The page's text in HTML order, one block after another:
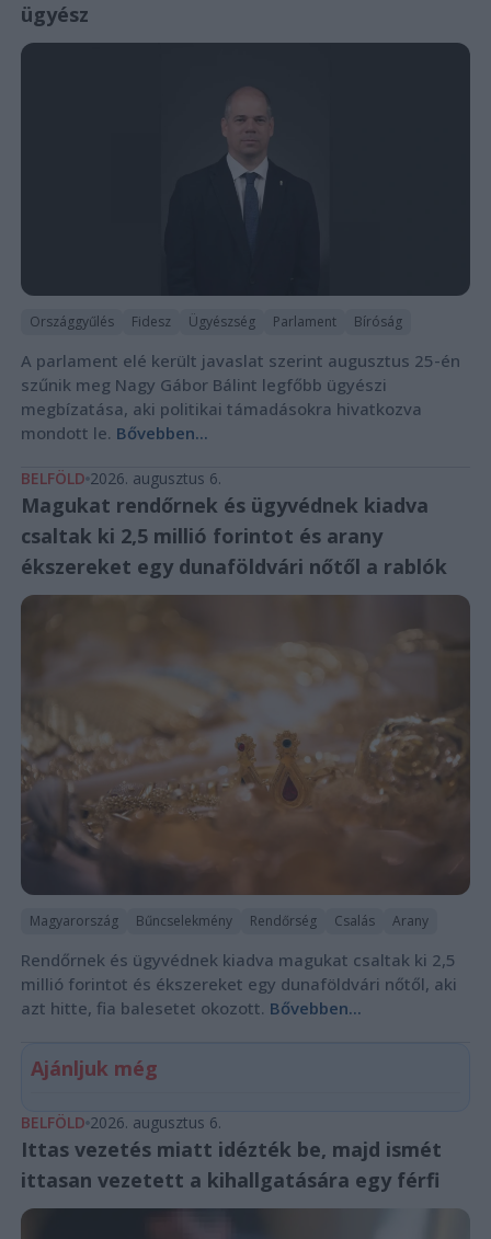
ügyész
Országgyűlés Fidesz Ügyészség Parlament Bíróság
A parlament elé került javaslat szerint augusztus 25-én
szűnik meg Nagy Gábor Bálint legfőbb ügyészi
megbízatása, aki politikai támadásokra hivatkozva
mondott le. Bővebben...
BELFÖLD 2026. augusztus 6.
Magukat rendőrnek és ügyvédnek kiadva
csaltak ki 2,5 millió forintot és arany
ékszereket egy dunaföldvári nőtől a rablók
Magyarország Bűncselekmény Rendőrség Csalás Arany
Rendőrnek és ügyvédnek kiadva magukat csaltak ki 2,5
millió forintot és ékszereket egy dunaföldvári nőtől, aki
azt hitte, fia balesetet okozott. Bővebben...
Ajánljuk még
BELFÖLD 2026. augusztus 6.
Ittas vezetés miatt idézték be, majd ismét
ittasan vezetett a kihallgatására egy férfi